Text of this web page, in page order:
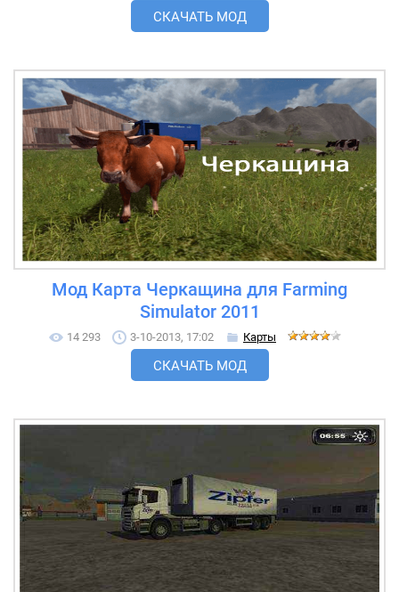
СКАЧАТЬ МОД
Мод Карта Черкащина для Farming
Simulator 2011
14 293 3-10-2013, 17:02 Карты
СКАЧАТЬ МОД